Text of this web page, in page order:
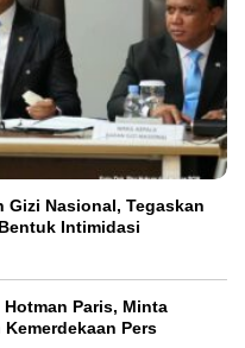
Gizi Nasional, Tegaskan
Intimidasi
Hotman Paris, Minta
Pers